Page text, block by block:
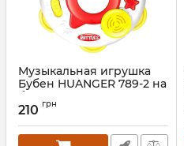
Музыкальная игрушка
Бубен HUANGER 789-2 на
батарейках (Желтый)
Артикул:
210 грн